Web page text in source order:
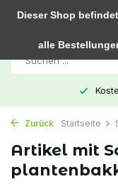
Zurück Startseite
Artikel mit
Dieser Shop
alle